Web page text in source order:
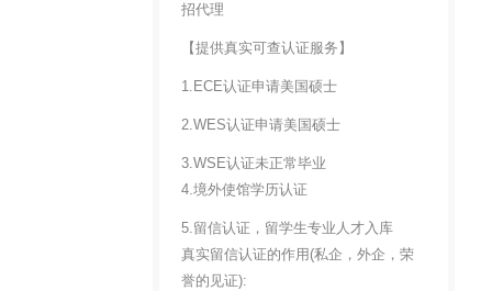
招代理
【提供真实可查认证服务】
1.ECE认证申请美国硕士
2.WES认证申请美国硕士
3.WSE认证未正常毕业
4.境外使馆学历认证
5.留信认证，留学生专业人才入库
真实留信认证的作用(私企，外企，荣
誉的见证):